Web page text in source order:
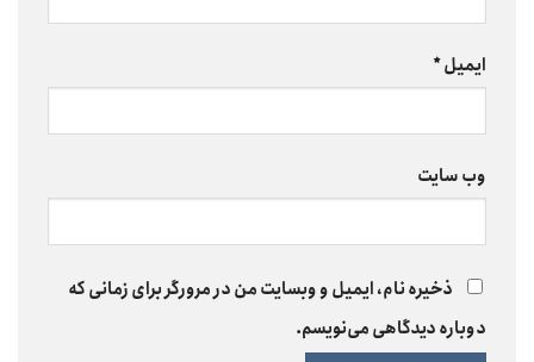
ایمیل*
وب‌ سایت
ذخیره نام، ایمیل و وبسایت من در مرورگر برای زمانی که
دوباره دیدگاهی می‌نویسم.